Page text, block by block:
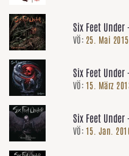
Six Feet
VÖ: 25. Mai 2015
Six Feet Under
VÖ: 15. März
Six Feet Under
VÖ: 15. Jan.